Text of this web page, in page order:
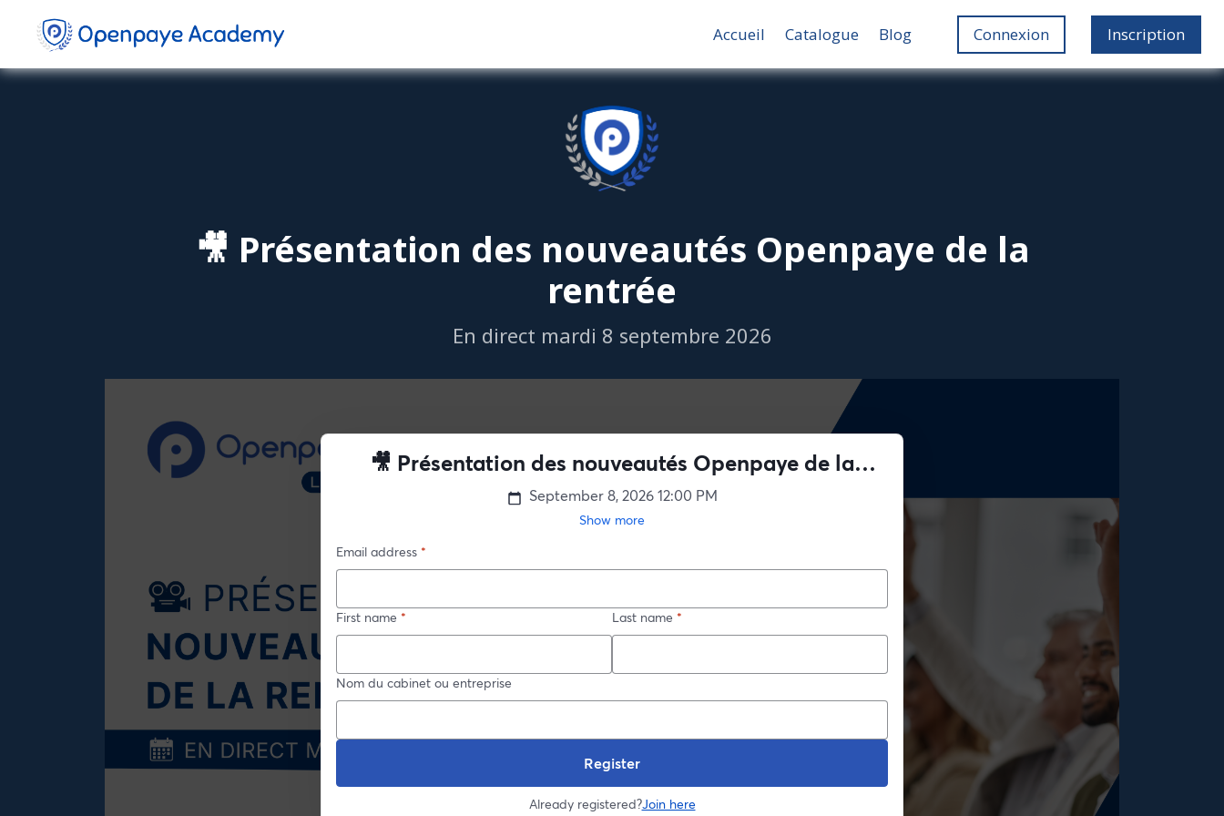
Accueil Catalogue Blog Connexion Inscription
🎥 Présentation des nouveautés Openpaye de la
rentrée
En direct mardi 8 septembre 2026